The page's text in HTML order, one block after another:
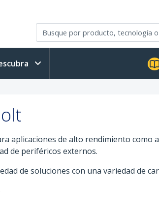
aplicaciones de alto rendimiento como
de periféricos externos.
de soluciones con una variedad de